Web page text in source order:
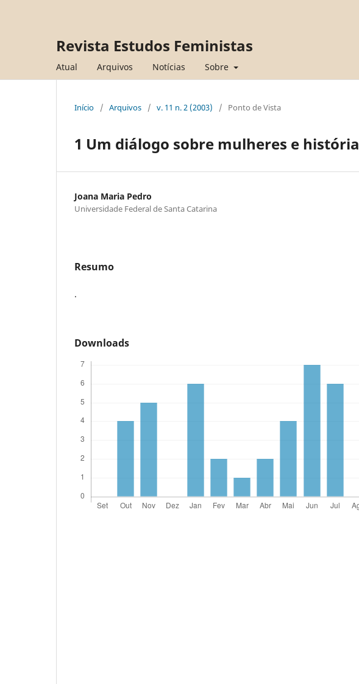
Revista Estudos Feministas
Atual Arquivos Notícias Sobre
Início / Arquivos / v. 11 n. 2 (2003) / Ponto de Vista
1 Um diálogo sobre mulheres e história
Joana Maria Pedro
Universidade Federal de Santa Catarina
Resumo
.
Downloads